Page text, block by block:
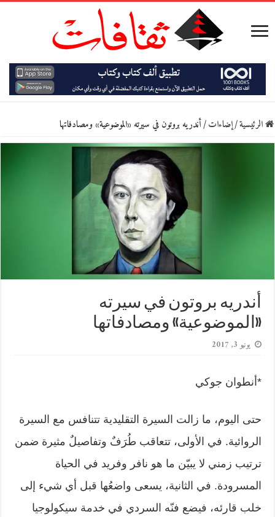
الرئيسية/إضاءات/أندريه بروتون في سيرته «الموضوعية» ومصادفاتها
أندريه بروتون في سيرته
«الموضوعية» ومصادفاتها
يونيو 3, 2017
*أنطوان جوكي
حتى اليوم، ما زالت السيرة التقليدية تتنافس مع السيرة
الروائية. في الأولى، تتعاقب طُرَفٌ وتفاصيلٌ مثيرة ضمن
ترتيب زمني لا يبيّن ما هو نافر وفريد في الحياة
المسرودة. في الثانية، يسعى واضعُها قبل أي شيء إلى
خلب قارئه، فيضع فنّه السردي في خدمة سيكولوجيا